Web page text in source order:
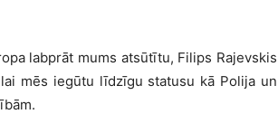
labprāt mums atsūtītu, Filips Rajevskis
mēs iegūtu līdzīgu statusu kā Polija un